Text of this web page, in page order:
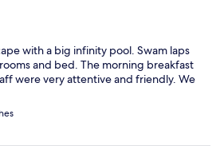
with a big infinity pool. Swam laps
and bed. The morning breakfast
were very attentive and friendly. We